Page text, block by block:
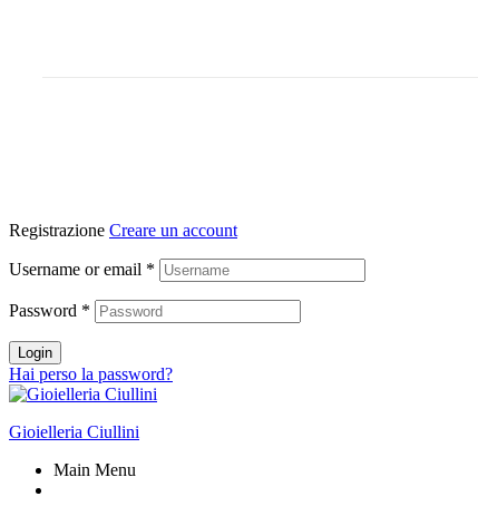
Registrazione Creare un account
Username or email *
Password *
Login
Hai perso la password?
Gioielleria Ciullini
Main Menu